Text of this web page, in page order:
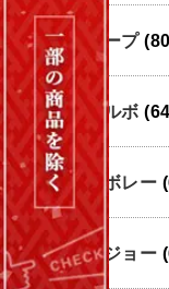
ジープ
ボルボ
シボレー
プジョー